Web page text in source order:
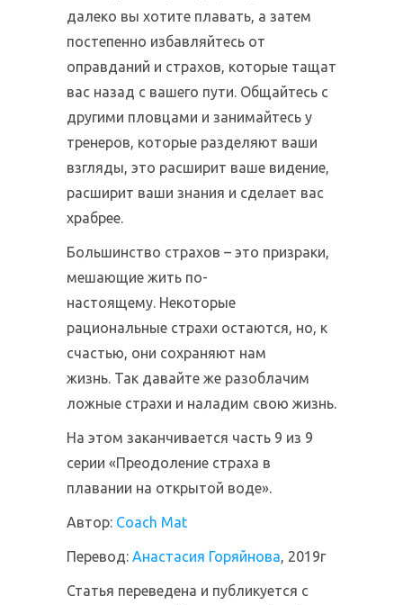
далеко вы хотите плавать, а затем
постепенно избавляйтесь от
оправданий и страхов, которые тащат
вас назад с вашего пути. Общайтесь с
другими пловцами и занимайтесь у
тренеров, которые разделяют ваши
взгляды, это расширит ваше видение,
расширит ваши знания и сделает вас
храбрее.
Большинство страхов – это призраки,
мешающие жить по-
настоящему. Некоторые
рациональные страхи остаются, но, к
счастью, они сохраняют нам
жизнь. Так давайте же разоблачим
ложные страхи и наладим свою жизнь.
На этом заканчивается часть 9 из 9
серии «Преодоление страха в
плавании на открытой воде».
Автор: Coach Mat
Перевод: Анастасия Горяйнова, 2019г
Статья переведена и публикуется с